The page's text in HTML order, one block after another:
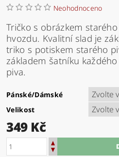
Neohodnoceno
Tričko s obrázkem
hvozdu. Kvalitní slad je
triko s potiskem starého
základem šatníku
piva.
Pánské/Dámské
Velikost
349 Kč